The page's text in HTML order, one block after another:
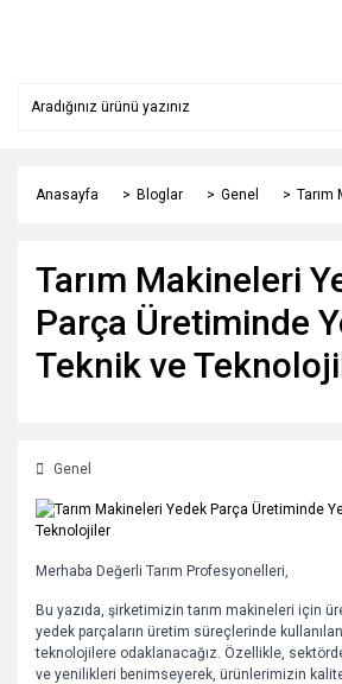
Anasayfa Bloglar Genel Tarım
Tarım Makineleri
Parça Üretiminde
Teknik ve
Genel
Merhaba Değerli Tarım Profesyonelleri,
Bu yazıda, şirketimizin tarım makineleri için
yedek parçaların üretim süreçlerinde
teknolojilere odaklanacağız. Özellikle,
ve yenilikleri benimseyerek, ürünlerimizin